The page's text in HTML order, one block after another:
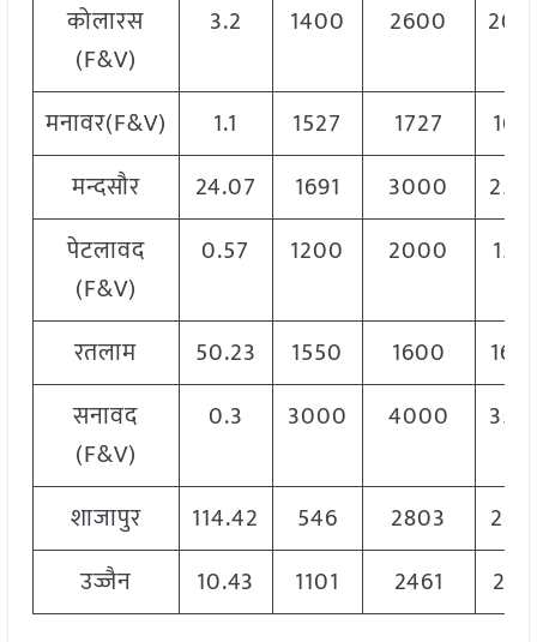
कोलारस
(F&V)
3.2 1400 2600
मनावर(F&V) 1.1 1527 1727
मन्दसौर
24.07 1691 3000
पेटलावद
(F&V)
0.57 1200 2000
रतलाम 50.23 1550 1600
सनावद
(F&V)
0.3 3000 4000
शाजापुर 114.42 546 2803
उज्जैन
10.43 1101 2461